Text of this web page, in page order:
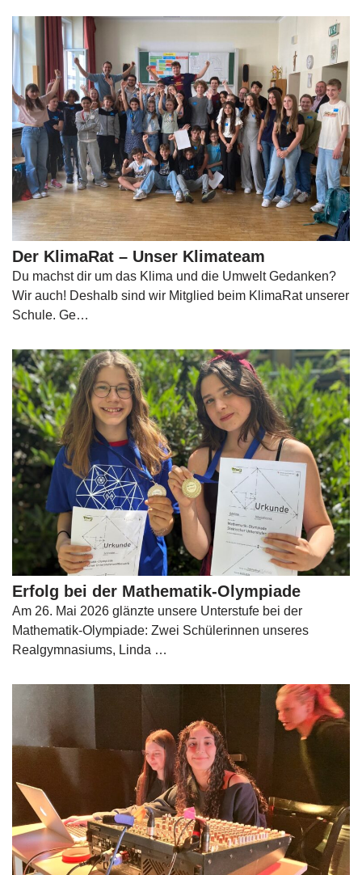
Der KlimaRat – Unser Klimateam
Du machst dir um das Klima und die Umwelt Gedanken?
Wir auch! Deshalb sind wir Mitglied beim KlimaRat unserer
Schule. Ge…
Erfolg bei der Mathematik-Olympiade
Am 26. Mai 2026 glänzte unsere Unterstufe bei der
Mathematik-Olympiade: Zwei Schülerinnen unseres
Realgymnasiums, Linda …